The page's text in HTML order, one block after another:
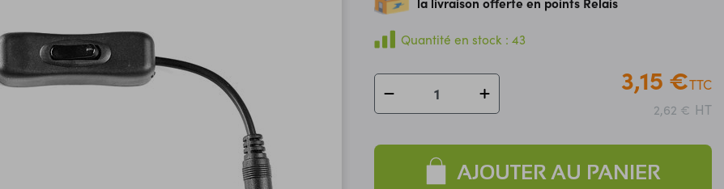
Quantité en stock : 43
3,15 €TTC
2,62 € HT
AJOUTER AU PANIER